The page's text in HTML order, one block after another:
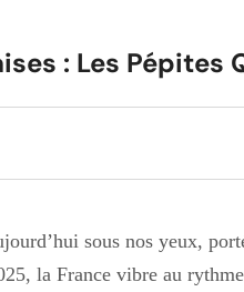
: Les Pépites
sous nos yeux,
la France vibre au